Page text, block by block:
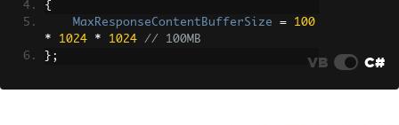
{
MaxResponseContentBufferSize
=
100
*
1024 * 1024
// 100MB
};
VB C#